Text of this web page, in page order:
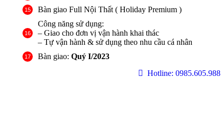
Bàn giao Full Nội Thất ( Holiday Premium )
Công năng sử dụng:
– Giao cho đơn vị vận hành khai thác
– Tự vận hành & sử dụng theo nhu cầu cá nhân
Bàn giao: Quý I/2023
Hotline: 0985.605.988